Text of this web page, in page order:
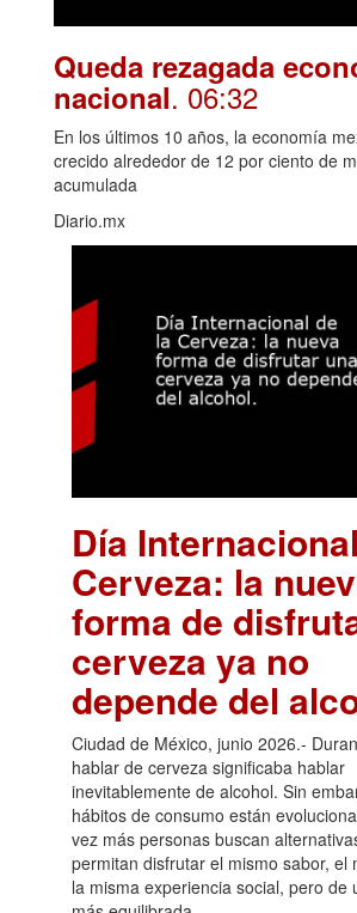
Queda rezagada
nacional. 06:32
En los últimos 10 años, la economía
crecido alrededor de 12 por ciento de
acumulada
Diario.mx
Día
Cerveza: la
forma de
cerveza ya no
depende del
Ciudad de México, junio 2026.-
hablar de cerveza significaba hablar
inevitablemente de alcohol. Sin
hábitos de consumo están
vez más personas buscan
permitan disfrutar el mismo sabor, el
la misma experiencia social, pero de